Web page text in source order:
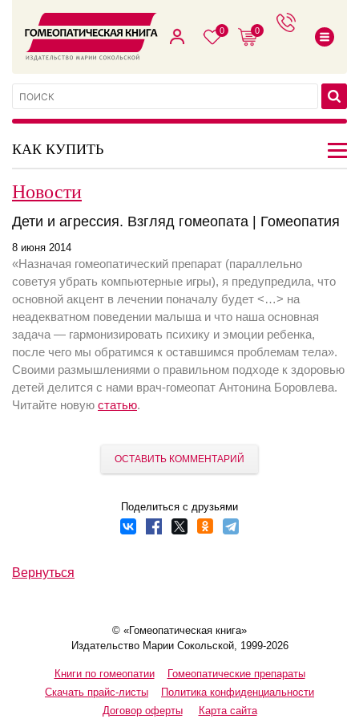
0 0
КАК КУПИТЬ
Новости
Дети и агрессия. Взгляд гомеопата | Гомеопатия
8 июня 2014
«Назначая гомеопатический препарат (параллельно
советуя убрать компьютерные игры), я предупредила, что
основной акцент в лечении поначалу будет <…> на
неадекватном поведении малыша и что наша основная
задача — гармонизировать психику и эмоции ребенка,
после чего мы обратимся к оставшимся проблемам тела».
Своими размышлениями о правильном подходе к здоровью
детей делится с нами врач-гомеопат Антонина Боровлева.
Читайте новую статью.
ОСТАВИТЬ КОММЕНТАРИЙ
Поделиться с друзьями
Вернуться
© «Гомеопатическая книга»
Издательство Марии Сокольской, 1999-2026
Книги по гомеопатии
Гомеопатические препараты
Скачать прайс-листы
Политика конфиденциальности
Договор оферты
Карта сайта